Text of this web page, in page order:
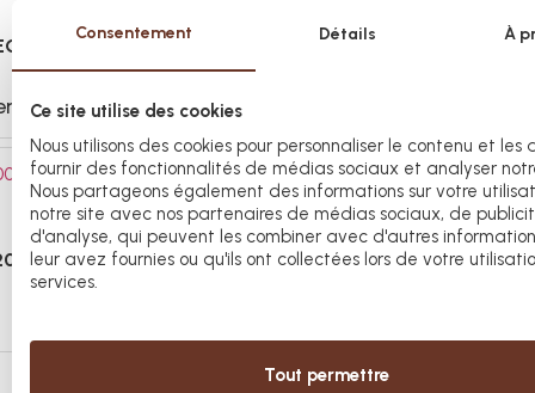
RASEUSE
Informations
1×4 AVEC VIBREUR
AVEC VIBREUR B-12 AVEC TOURNEUR DE
Consentement Détails À
Ce site utilise des cookies
Nous utilisons des cookies pour personnaliser le contenu et les
fournir des fonctionnalités de médias sociaux et analyser
Nous partageons également des informations sur votre
notre site avec nos partenaires de médias sociaux, de
d'analyse, qui peuvent les combiner avec d'autres
leur avez fournies ou qu'ils ont collectées lors de votre
services.
Tout permettre